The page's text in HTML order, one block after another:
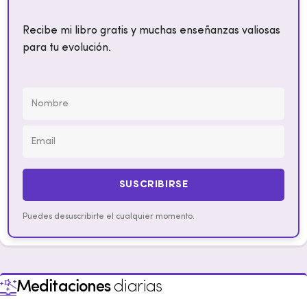
Recibe mi libro gratis y muchas enseñanzas valiosas
para tu evolución.
SUSCRIBIRSE
Puedes desuscribirte el cualquier momento.
Meditacionesdiarias